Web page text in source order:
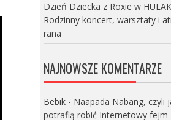
Dzień Dziecka z Roxie w
Rodzinny koncert, warsztaty i
rana
NAJNOWSZE KOMENTARZE
Bebik- Naapada Nabang, czyli
potrafią robić Internetowy fejm